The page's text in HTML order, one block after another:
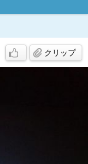
クリップ